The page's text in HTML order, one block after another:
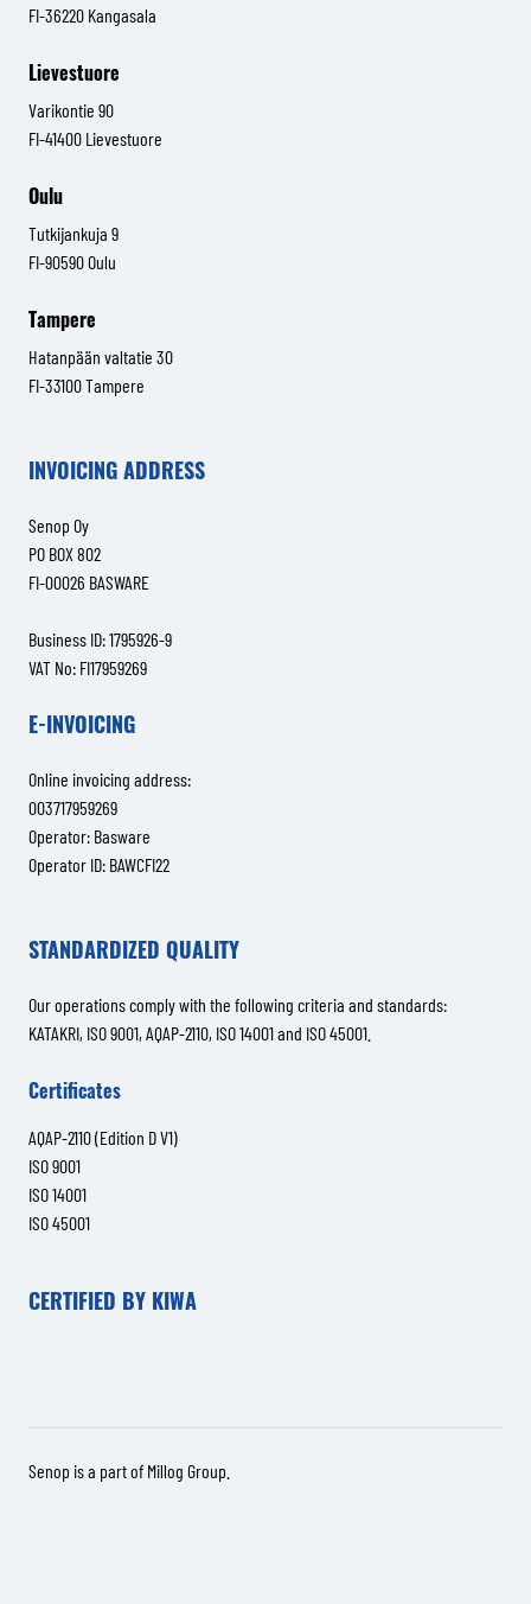
FI-36220 Kangasala
Lievestuore
Varikontie 90
FI-41400 Lievestuore
Oulu
Tutkijankuja 9
FI-90590 Oulu
Tampere
Hatanpään valtatie 30
FI-33100 Tampere
INVOICING ADDRESS
Senop Oy
PO BOX 802
FI-00026 BASWARE
Business ID: 1795926-9
VAT No: FI17959269
E-INVOICING
Online invoicing address:
003717959269
Operator: Basware
Operator ID: BAWCFI22
STANDARDIZED QUALITY
Our operations comply with the following criteria and standards:
KATAKRI, ISO 9001, AQAP-2110, ISO 14001 and ISO 45001.
Certificates
AQAP-2110 (Edition D V1)
ISO 9001
ISO 14001
ISO 45001
CERTIFIED BY KIWA
Senop is a part of Millog Group